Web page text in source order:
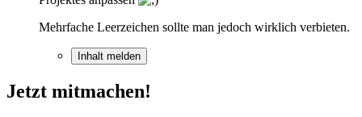
Mehrfache Leerzeichen sollte man jedoch wirklich verbieten.
Inhalt melden
Jetzt mitmachen!